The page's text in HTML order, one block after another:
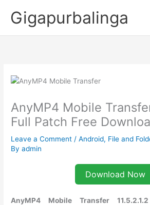
Gigapurbalinga
AnyMP4 Mobile
Full Patch Free
Leave a Comment /Android, File and
Byadmin
Download Now
AnyMP4 Mobile Transfer